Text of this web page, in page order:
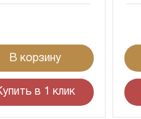
В корзину
в 1 клик